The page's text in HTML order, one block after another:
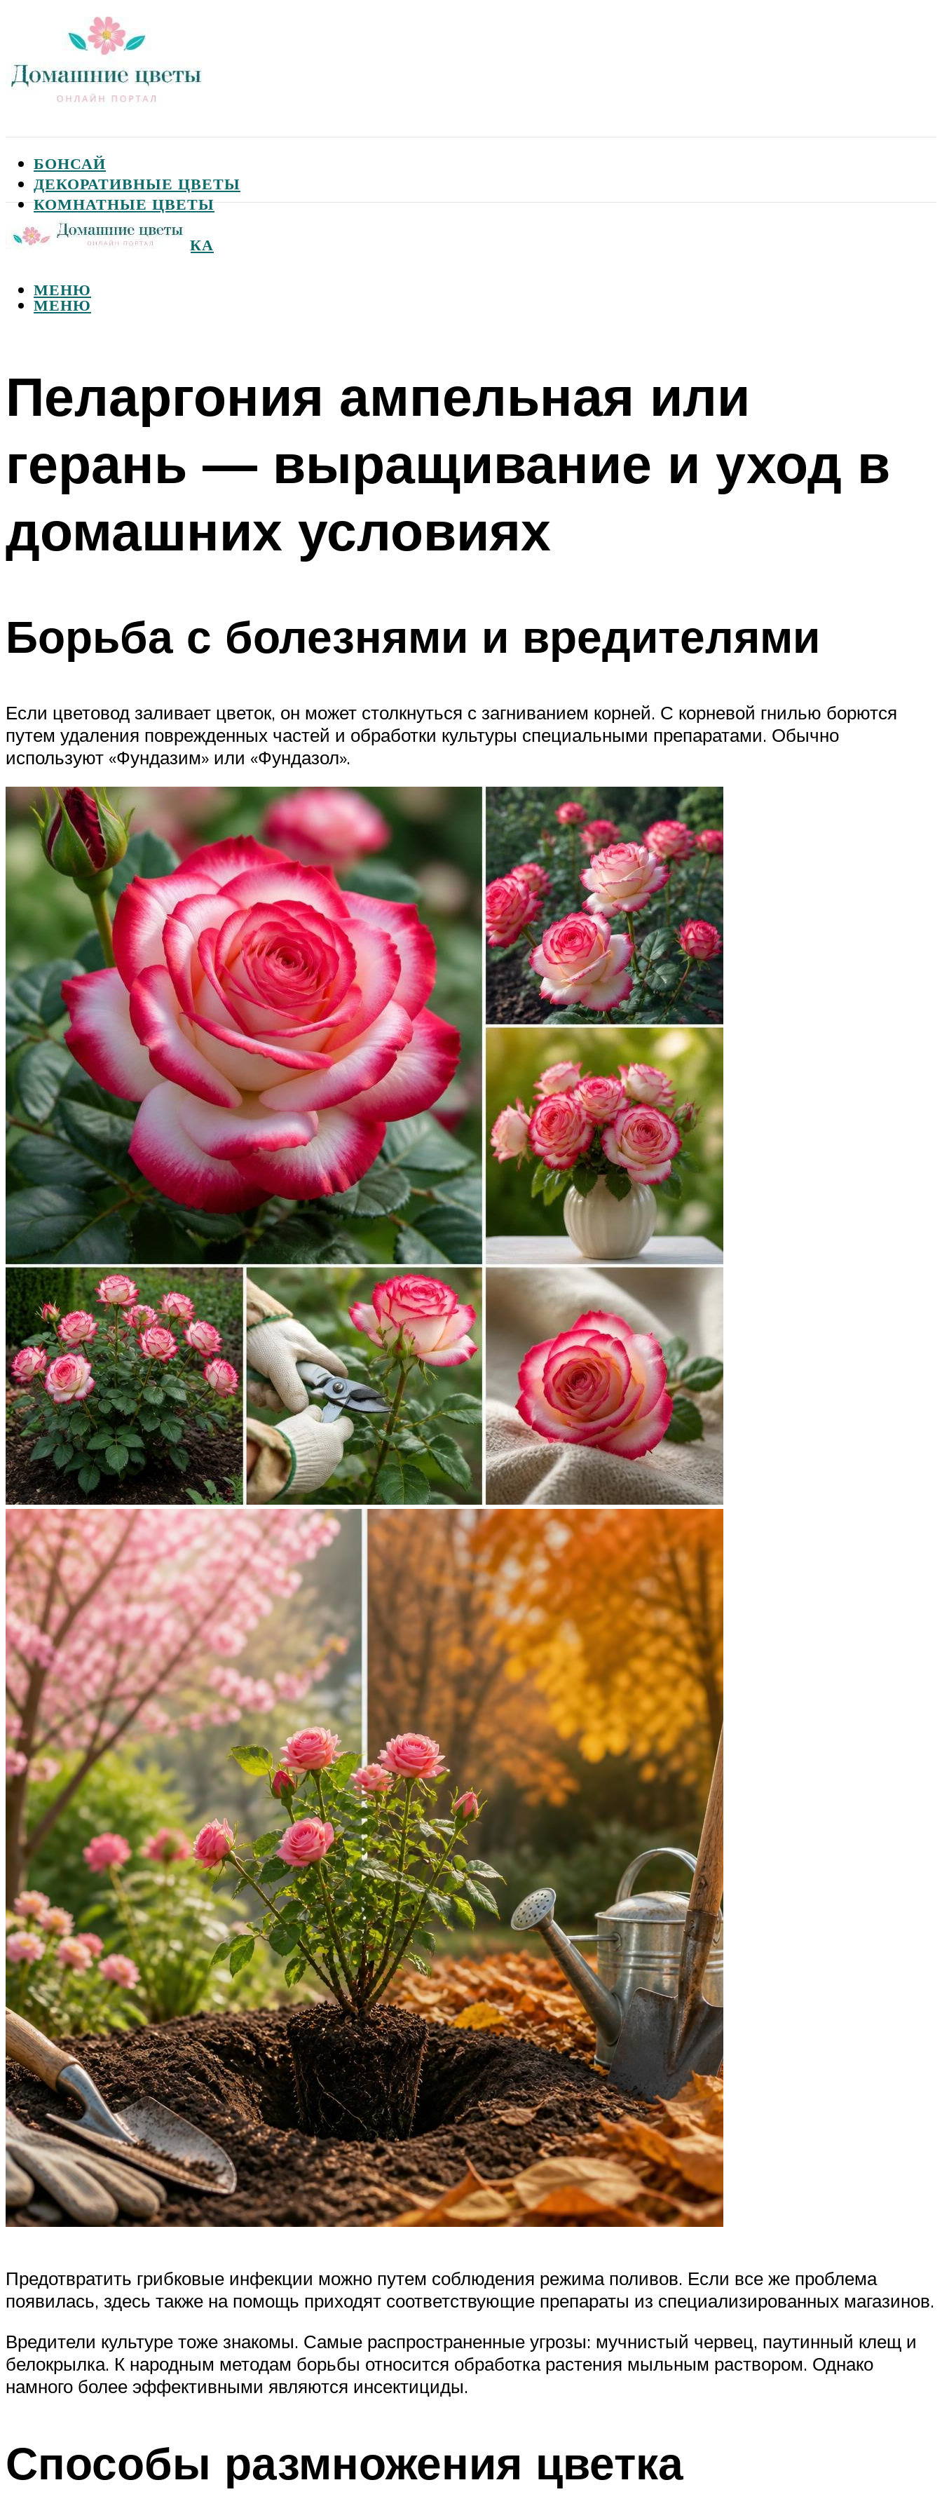
БОНСАЙ
ДЕКОРАТИВНЫЕ ЦВЕТЫ
КОМНАТНЫЕ ЦВЕТЫ
САДОВЫЕ ЦВЕТЫ
СЕМЕНА И ПОСАДКА
МЕНЮ
МЕНЮ
Пеларгония ампельная или
герань — выращивание и уход в
домашних условиях
Борьба с болезнями и вредителями
Если цветовод заливает цветок, он может столкнуться с загниванием корней. С корневой гнилью борются
путем удаления поврежденных частей и обработки культуры специальными препаратами. Обычно
используют «Фундазим» или «Фундазол».
Предотвратить грибковые инфекции можно путем соблюдения режима поливов. Если все же проблема
появилась, здесь также на помощь приходят соответствующие препараты из специализированных магазинов.
Вредители культуре тоже знакомы. Самые распространенные угрозы: мучнистый червец, паутинный клещ и
белокрылка. К народным методам борьбы относится обработка растения мыльным раствором. Однако
намного более эффективными являются инсектициды.
Способы размножения цветка